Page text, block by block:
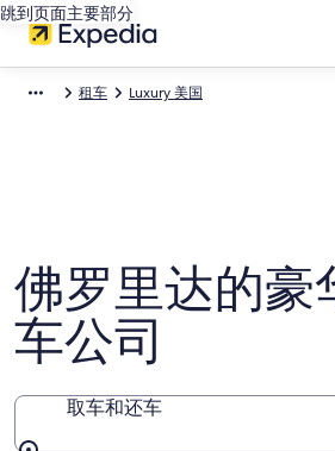
跳到页面主要部分
租车 Luxury 美国
佛罗里达的豪
车公司
取车和还车